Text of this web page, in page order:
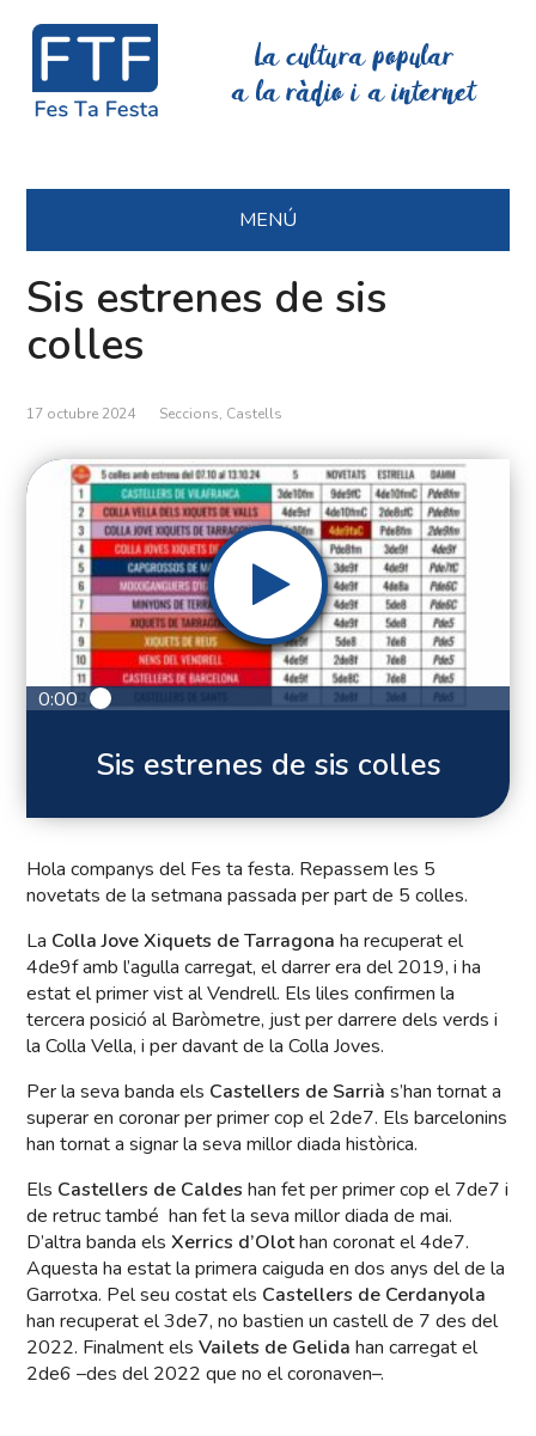
La cultura popular
a la ràdio i a internet
MENÚ
Sis estrenes de sis
colles
17 octubre 2024 Seccions, Castells
0:00
Sis estrenes de sis colles
Hola companys del Fes ta festa. Repassem les 5
novetats de la setmana passada per part de 5 colles.
La Colla Jove Xiquets de Tarragona ha recuperat el
4de9f amb l’agulla carregat, el darrer era del 2019, i ha
estat el primer vist al Vendrell. Els liles confirmen la
tercera posició al Baròmetre, just per darrere dels verds i
la Colla Vella, i per davant de la Colla Joves.
Per la seva banda els Castellers de Sarrià s’han tornat a
superar en coronar per primer cop el 2de7. Els barcelonins
han tornat a signar la seva millor diada històrica.
Els Castellers de Caldes han fet per primer cop el 7de7 i
de retruc també han fet la seva millor diada de mai.
D’altra banda elsXerrics d’Olothan coronat el 4de7.
Aquesta ha estat la primera caiguda en dos anys del de la
Garrotxa. Pel seu costat els Castellers de Cerdanyola
han recuperat el 3de7, no bastien un castell de 7 des del
2022. Finalment elsVailets de Gelida han carregat el
2de6 –des del 2022 que no el coronaven–.